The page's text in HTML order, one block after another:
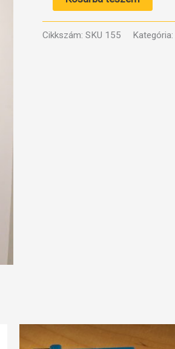
15
mennyiség
Cikkszám: SKU 155 Kategória: